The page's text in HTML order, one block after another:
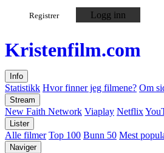
Registrer Logg inn
Kristenfilm.com
Info
Statistikk Hvor finner jeg filmene? Om
Stream
New Faith Network Viaplay Netflix
Lister
Alle filmer Top 100 Bunn 50 Mest
Naviger